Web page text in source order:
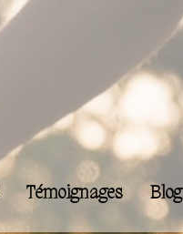
Témoignages Blog